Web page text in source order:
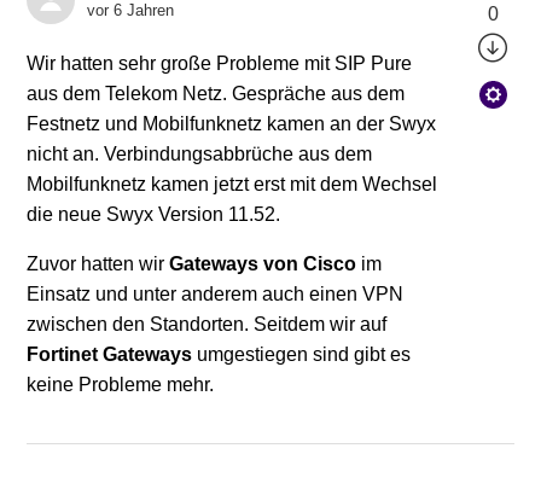
vor 6 Jahren
Wir hatten sehr große Probleme mit SIP Pure
aus dem Telekom Netz. Gespräche aus dem
Festnetz und Mobilfunknetz kamen an der Swyx
nicht an. Verbindungsabbrüche aus dem
Mobilfunknetz kamen jetzt erst mit dem Wechsel
die neue Swyx Version 11.52.
Zuvor hatten wirGateways von Cisco im
Einsatz und unter anderem auch einen VPN
zwischen den Standorten. Seitdem wir auf
Fortinet Gateways umgestiegen sind gibt es
keine Probleme mehr.
0